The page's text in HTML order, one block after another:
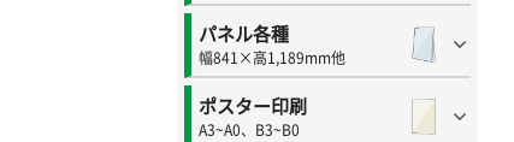
パネル各種
幅841×高1,189mm他
ポスター印刷
A3~A0、B3~B0